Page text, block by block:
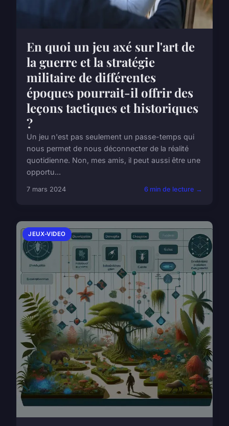
En quoi un jeu axé sur l'art de
la guerre et la stratégie
militaire de différentes
époques pourrait-il offrir des
leçons tactiques et historiques
?
Un jeu n'est pas seulement un passe-temps qui
nous permet de nous déconnecter de la réalité
quotidienne. Non, mes amis, il peut aussi être une
opportu...
7 mars 2024 6 min de lecture →
JEUX-VIDEO